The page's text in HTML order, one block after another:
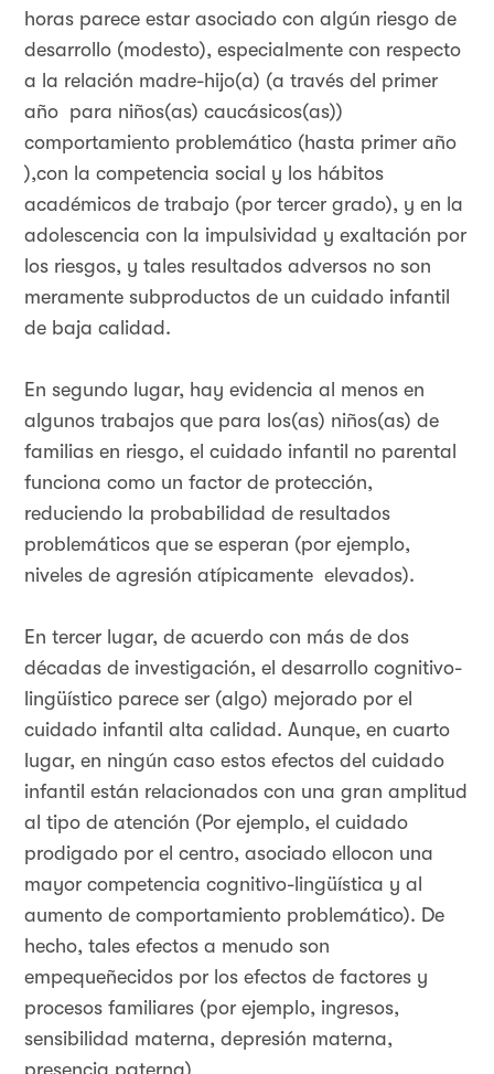
horas parece estar asociado con algún riesgo de
desarrollo (modesto), especialmente con respecto
a la relación madre-hijo(a) (a través del primer
año para niños(as) caucásicos(as))
comportamiento problemático (hasta primer año
),con la competencia social y los hábitos
académicos de trabajo (por tercer grado), y en la
adolescencia con la impulsividad y exaltación por
los riesgos, y tales resultados adversos no son
meramente subproductos de un cuidado infantil
de baja calidad.
En segundo lugar, hay evidencia al menos en
algunos trabajos que para los(as) niños(as) de
familias en riesgo, el cuidado infantil no parental
funciona como un factor de protección,
reduciendo la probabilidad de resultados
problemáticos que se esperan (por ejemplo,
niveles de agresión atípicamente elevados).
En tercer lugar, de acuerdo con más de dos
décadas de investigación, el desarrollo cognitivo-
lingüístico parece ser (algo) mejorado por el
cuidado infantil alta calidad. Aunque, en cuarto
lugar, en ningún caso estos efectos del cuidado
infantil están relacionados con una gran amplitud
al tipo de atención (Por ejemplo, el cuidado
prodigado por el centro, asociado ellocon una
mayor competencia cognitivo-lingüística y al
aumento de comportamiento problemático). De
hecho, tales efectos a menudo son
empequeñecidos por los efectos de factores y
procesos familiares (por ejemplo, ingresos,
sensibilidad materna, depresión materna,
presencia paterna)